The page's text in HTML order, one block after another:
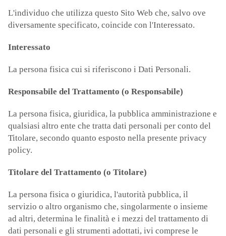
L'individuo che utilizza questo Sito Web che, salvo ove
diversamente specificato, coincide con l'Interessato.
Interessato
La persona fisica cui si riferiscono i Dati Personali.
Responsabile del Trattamento (o Responsabile)
La persona fisica, giuridica, la pubblica amministrazione e
qualsiasi altro ente che tratta dati personali per conto del
Titolare, secondo quanto esposto nella presente privacy
policy.
Titolare del Trattamento (o Titolare)
La persona fisica o giuridica, l'autorità pubblica, il
servizio o altro organismo che, singolarmente o insieme
ad altri, determina le finalità e i mezzi del trattamento di
dati personali e gli strumenti adottati, ivi comprese le